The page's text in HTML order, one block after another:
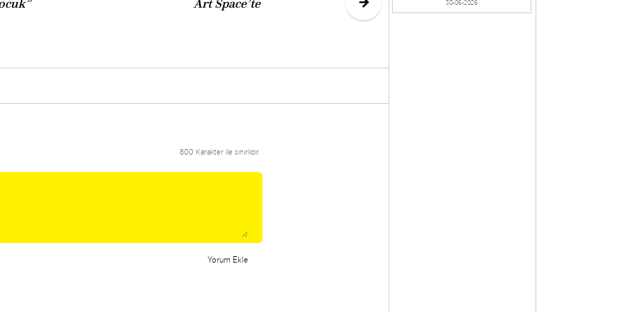
Art Space’te Botter’de
800 Karakter ile sınırlıdır.
Yorum Ekle
30-06-2026